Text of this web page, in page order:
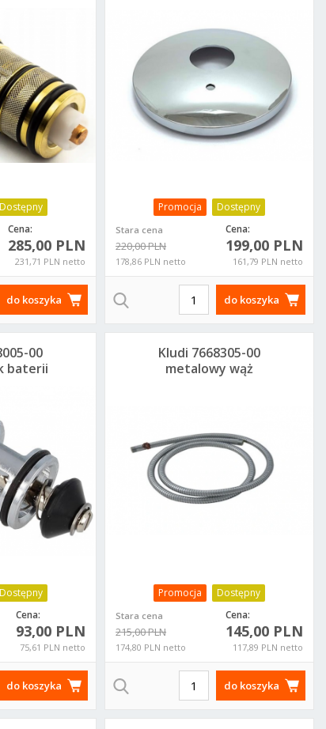
340,71 PLN
277,00
PLN
319,80 PLN
260,00
319,80
260,00
Dostępny
Cena:
285,00 PLN
231,71 PLN netto
do koszyka
Promocja Dostępny
Stara cena
220,00 PLN
178,86 PLN netto
Cena:
199,00 PLN
161,79 PLN netto
Zenta Bozz
do koszyka
Dostępny
Cena:
93,00 PLN
75,61 PLN netto
00
baterii
do koszyka
Promocja Dostępny
Stara cena
215,00 PLN
174,80 PLN netto
Cena:
145,00 PLN
117,89 PLN netto
Kludi 7668305-00
metalowy wąż
do koszyka